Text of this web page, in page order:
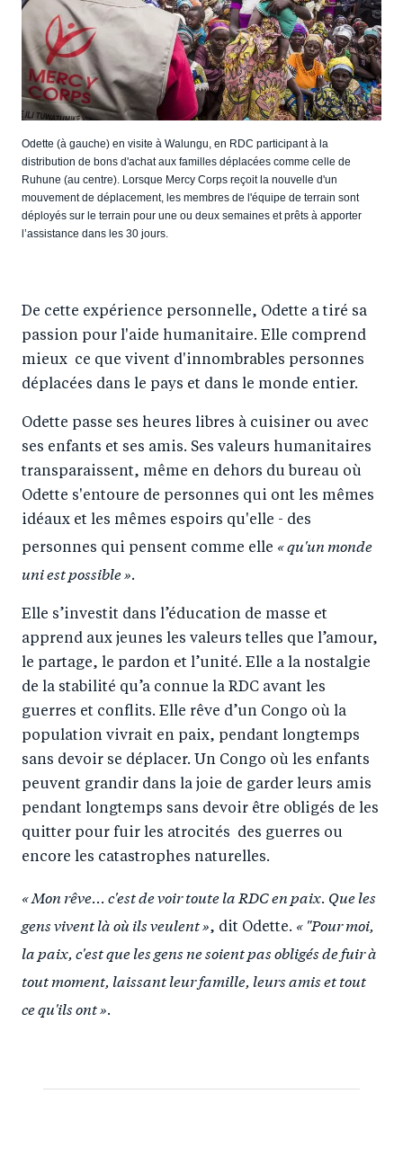
Odette (à gauche) en visite à Walungu, en RDC participant à la
distribution de bons d'achat aux familles déplacées comme celle de
Ruhune (au centre). Lorsque Mercy Corps reçoit la nouvelle d'un
mouvement de déplacement, les membres de l'équipe de terrain sont
déployés sur le terrain pour une ou deux semaines et prêts à apporter
l’assistance dans les 30 jours.
De cette expérience personnelle, Odette a tiré sa
passion pour l'aide humanitaire. Elle comprend
mieux ce que vivent d'innombrables personnes
déplacées dans le pays et dans le monde entier.
Odette passe ses heures libres à cuisiner ou avec
ses enfants et ses amis. Ses valeurs humanitaires
transparaissent, même en dehors du bureau où
Odette s'entoure de personnes qui ont les mêmes
idéaux et les mêmes espoirs qu'elle - des
personnes qui pensent comme elle « qu'un monde
uni est possible ».
Elle s’investit dans l’éducation de masse et
apprend aux jeunes les valeurs telles que l’amour,
le partage, le pardon et l’unité. Elle a la nostalgie
de la stabilité qu’a connue la RDC avant les
guerres et conflits. Elle rêve d’un Congo où la
population vivrait en paix, pendant longtemps
sans devoir se déplacer. Un Congo où les enfants
peuvent grandir dans la joie de garder leurs amis
pendant longtemps sans devoir être obligés de les
quitter pour fuir les atrocités des guerres ou
encore les catastrophes naturelles.
« Mon rêve... c'est de voir toute la RDC en paix. Que les
gens vivent là où ils veulent », dit Odette. « "Pour moi,
la paix, c'est que les gens ne soient pas obligés de fuir à
tout moment, laissant leur famille, leurs amis et tout
ce qu'ils ont ».